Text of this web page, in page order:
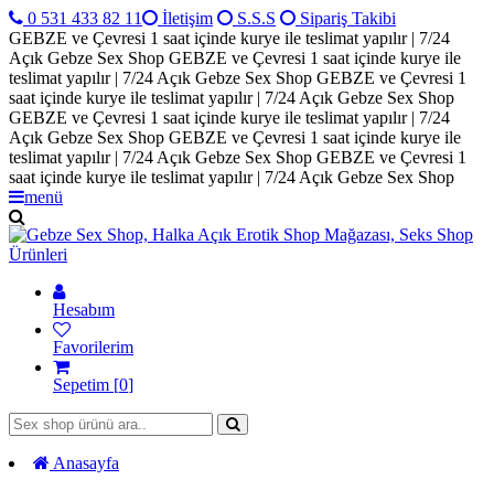
0 531 433 82 11 İletişim S.S.S
Sipariş Takibi
GEBZE ve Çevresi 1 saat içinde kurye ile teslimat yapılır | 7/24
Açık Gebze Sex Shop GEBZE ve Çevresi 1 saat içinde kurye ile
teslimat yapılır | 7/24 Açık Gebze Sex Shop GEBZE ve Çevresi 1
saat içinde kurye ile teslimat yapılır | 7/24 Açık Gebze Sex Shop
GEBZE ve Çevresi 1 saat içinde kurye ile teslimat yapılır | 7/24
Açık Gebze Sex Shop GEBZE ve Çevresi 1 saat içinde kurye ile
teslimat yapılır | 7/24 Açık Gebze Sex Shop GEBZE ve Çevresi 1
saat içinde kurye ile teslimat yapılır | 7/24 Açık Gebze Sex Shop
menü
Hesabım
Favorilerim
Sepetim [0]
Anasayfa